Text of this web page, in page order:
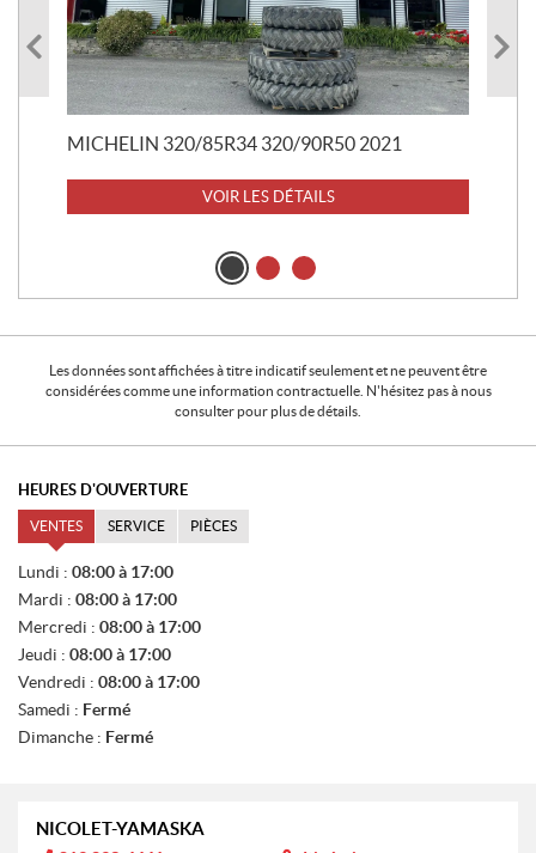
MICHELIN 320/85R34 320/90R50 2021
VOIR LES DÉTAILS
20
Les données sont affichées à titre indicatif seulement et ne peuvent être
considérées comme une information contractuelle. N'hésitez pas à nous
consulter pour plus de détails.
HEURES D'OUVERTURE
VENTES SERVICE PIÈCES
V
N
T
E
S
Lundi : 08:00 à 17:00
Mardi : 08:00 à 17:00
Mercredi : 08:00 à 17:00
Jeudi : 08:00 à 17:00
Vendredi : 08:00 à 17:00
Samedi : Fermé
Dimanche : Fermé
NICOLET-YAMASKA